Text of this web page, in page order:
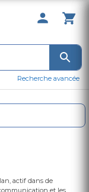
0 Produit
Recherche avancée
actif dans de
et les